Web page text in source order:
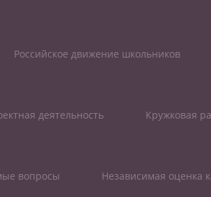
Российское движение школьников
деятельность Кружковая
вопросы Независимая оценка